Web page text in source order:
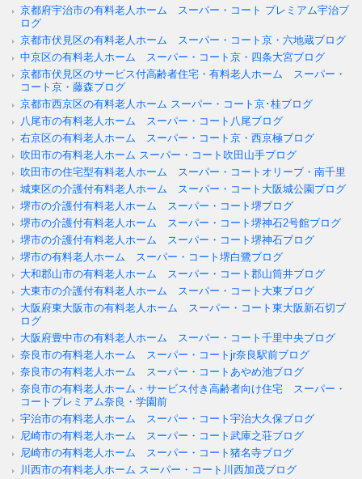
京都府宇治市の有料老人ホーム スーパー・コート プレミアム宇治ブ
ログ
京都市伏見区の有料老人ホーム スーパー・コート京・六地蔵ブログ
中京区の有料老人ホーム スーパー・コート京・四条大宮ブログ
京都市伏見区のサービス付高齢者住宅・有料老人ホーム スーパー・
コート京・藤森ブログ
京都市西京区の有料老人ホーム スーパー・コート京･桂ブログ
八尾市の有料老人ホーム スーパー・コート八尾ブログ
右京区の有料老人ホーム スーパー・コート京・西京極ブログ
吹田市の有料老人ホーム スーパー・コート吹田山手ブログ
吹田市の住宅型有料老人ホーム スーパー・コートオリーブ・南千里
城東区の介護付有料老人ホーム スーパー・コート大阪城公園ブログ
堺市の介護付有料老人ホーム スーパー・コート堺ブログ
堺市の介護付有料老人ホーム スーパー・コート堺神石2号館ブログ
堺市の介護付有料老人ホーム スーパー・コート堺神石ブログ
堺市の有料老人ホーム スーパー・コート堺白鷺ブログ
大和郡山市の有料老人ホーム スーパー・コート郡山筒井ブログ
大東市の介護付有料老人ホーム スーパー・コート大東ブログ
大阪府東大阪市の有料老人ホーム スーパー・コート東大阪新石切ブ
ログ
大阪府豊中市の有料老人ホーム スーパー・コート千里中央ブログ
奈良市の有料老人ホーム スーパー・コートjr奈良駅前ブログ
奈良市の有料老人ホーム スーパー・コートあやめ池ブログ
奈良市の有料老人ホーム・サービス付き高齢者向け住宅 スーパー・
コートプレミアム奈良・学園前
宇治市の有料老人ホーム スーパー・コート宇治大久保ブログ
尼崎市の有料老人ホーム スーパー・コート武庫之荘ブログ
尼崎市の有料老人ホーム スーパー・コート猪名寺ブログ
川西市の有料老人ホーム スーパー・コート川西加茂ブログ